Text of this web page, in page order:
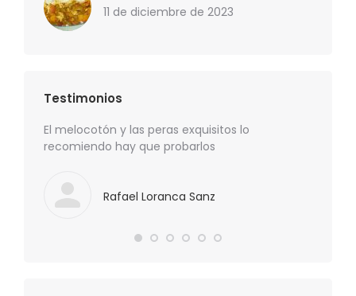
11 de diciembre de 2023
Testimonios
El melocotón y las peras exquisitos lo
recomiendo hay que probarlos
Rafael Loranca Sanz